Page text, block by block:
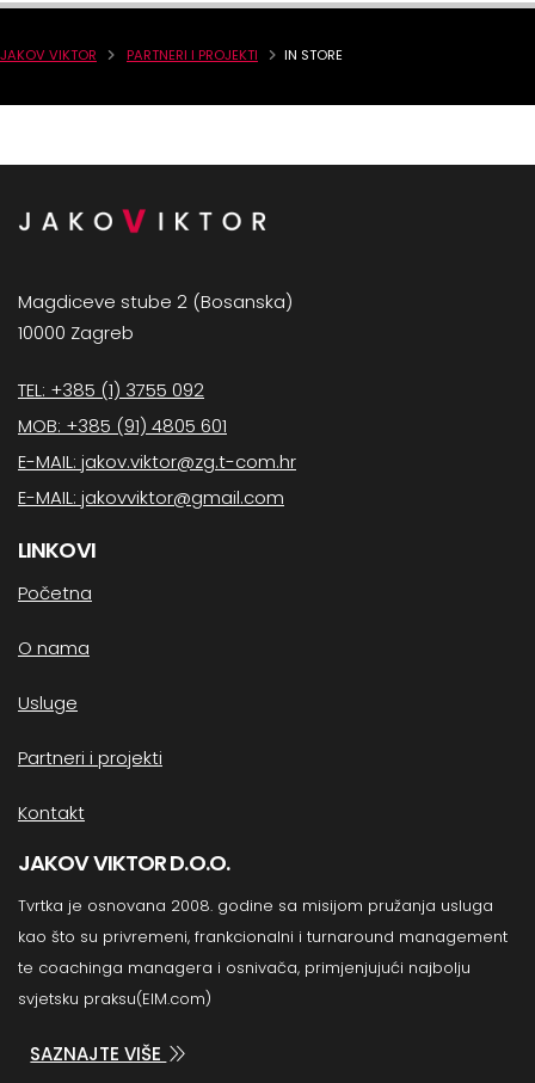
JAKOV VIKTOR PARTNERI I PROJEKTI IN STORE
Magdiceve stube 2 (Bosanska)
10000 Zagreb
TEL: +385 (1) 3755 092
MOB: +385 (91) 4805 601
E-MAIL: jakov.viktor@zg.t-com.hr
E-MAIL: jakovviktor@gmail.com
LINKOVI
Početna
O nama
Usluge
Partneri i projekti
Kontakt
JAKOV VIKTOR D.O.O.
Tvrtka je osnovana 2008. godine sa misijom pružanja usluga
kao što su privremeni, frankcionalni i turnaround management
te coachinga managera i osnivača, primjenjujući najbolju
svjetsku praksu(EIM.com)
SAZNAJTE VIŠE